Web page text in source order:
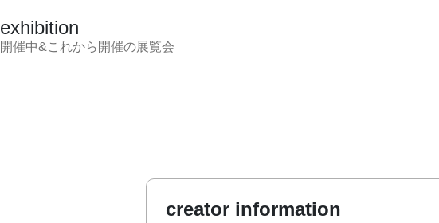
exhibition
開催中&これから開催の展覧会
creator information